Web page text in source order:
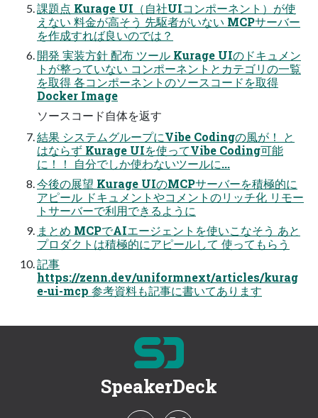
課題点 Kurage UI（自社UIコンポーネント）が使
えない 料金が高そう 先駆者がいない MCPサーバー
を作成すれば良いのでは？
開発 実装方針 配布 ツール Kurage UIのドキュメン
トが整っていない コンポーネントとカテゴリの一覧
を取得 各コンポーネントのソースコードを取得
Docker Image
ソースコード自体を返す
結果 システムグループにVibe Codingの風が！ と
はならず Kurage UIを使ってVibe Coding可能
に！！ 自分でしか使わないツールに...
今後の展望 Kurage UIのMCPサーバーを積極的に
アピール ドキュメントやコメントのリッチ化 リモー
トサーバーで利用できるように
まとめ MCPでAIエージェントを使いこなそう あと
プロダクトは積極的にアピールして 使ってもらう
記事
https://zenn.dev/uniformnext/articles/kurag
e-ui-mcp 参考資料も記事に書いてあります
SpeakerDeck